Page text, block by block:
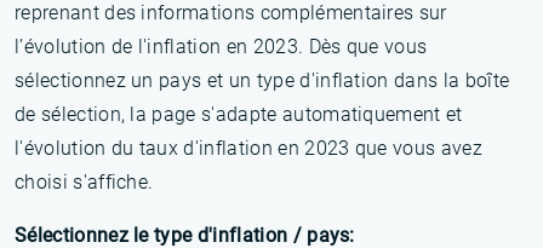
reprenant des informations complémentaires sur
l’évolution de l'inflation en 2023. Dès que vous
sélectionnez un pays et un type d'inflation dans la boîte
de sélection, la page s'adapte automatiquement et
l'évolution du taux d'inflation en 2023 que vous avez
choisi s'affiche.
Sélectionnez le type d'inflation / pays: